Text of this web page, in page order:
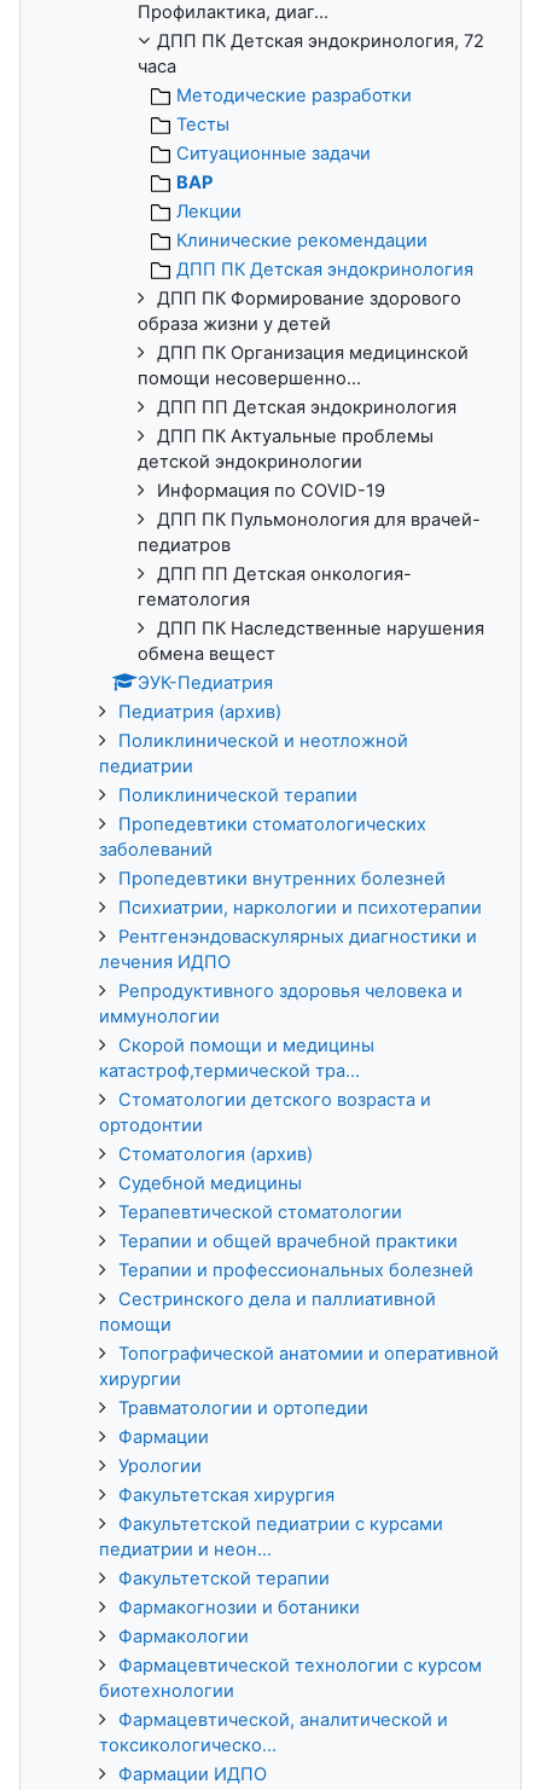
Профилактика, диаг...
ДПП ПК Детская эндокринология, 72
часа
Методические разработки
Тесты
Ситуационные задачи
ВАР
Лекции
Клинические рекомендации
ДПП ПК Детская эндокринология
ДПП ПК Формирование здорового
образа жизни у детей
ДПП ПК Организация медицинской
помощи несовершенно...
ДПП ПП Детская эндокринология
ДПП ПК Актуальные проблемы
детской эндокринологии
Информация по COVID-19
ДПП ПК Пульмонология для врачей-
педиатров
ДПП ПП Детская онкология-
гематология
ДПП ПК Наследственные нарушения
обмена вещест
ЭУК-Педиатрия
Педиатрия (архив)
Поликлинической и неотложной
педиатрии
Поликлинической терапии
Пропедевтики стоматологических
заболеваний
Пропедевтики внутренних болезней
Психиатрии, наркологии и психотерапии
Рентгенэндоваскулярных диагностики и
лечения ИДПО
Репродуктивного здоровья человека и
иммунологии
Скорой помощи и медицины
катастроф,термической тра...
Стоматологии детского возраста и
ортодонтии
Стоматология (архив)
Судебной медицины
Терапевтической стоматологии
Терапии и общей врачебной практики
Терапии и профессиональных болезней
Сестринского дела и паллиативной
помощи
Топографической анатомии и оперативной
хирургии
Травматологии и ортопедии
Фармации
Урологии
Факультетская хирургия
Факультетской педиатрии с курсами
педиатрии и неон...
Факультетской терапии
Фармакогнозии и ботаники
Фармакологии
Фармацевтической технологии с курсом
биотехнологии
Фармацевтической, аналитической и
токсикологическо...
Фармации ИДПО